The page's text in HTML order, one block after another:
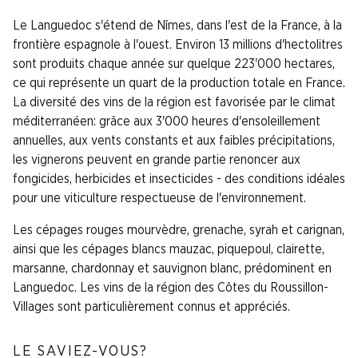
Le Languedoc s'étend de Nîmes, dans l'est de la France, à la
frontière espagnole à l'ouest. Environ 13 millions d'hectolitres
sont produits chaque année sur quelque 223'000 hectares,
ce qui représente un quart de la production totale en France.
La diversité des vins de la région est favorisée par le climat
méditerranéen: grâce aux 3'000 heures d'ensoleillement
annuelles, aux vents constants et aux faibles précipitations,
les vignerons peuvent en grande partie renoncer aux
fongicides, herbicides et insecticides - des conditions idéales
pour une viticulture respectueuse de l'environnement.
Les cépages rouges mourvèdre, grenache, syrah et carignan,
ainsi que les cépages blancs mauzac, piquepoul, clairette,
marsanne, chardonnay et sauvignon blanc, prédominent en
Languedoc. Les vins de la région des Côtes du Roussillon-
Villages sont particulièrement connus et appréciés.
LE SAVIEZ-VOUS?